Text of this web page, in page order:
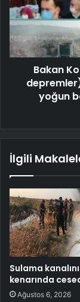
Bakan
yoğun
İlgili
Sulama
kenarında
Ağustos 6, 2026